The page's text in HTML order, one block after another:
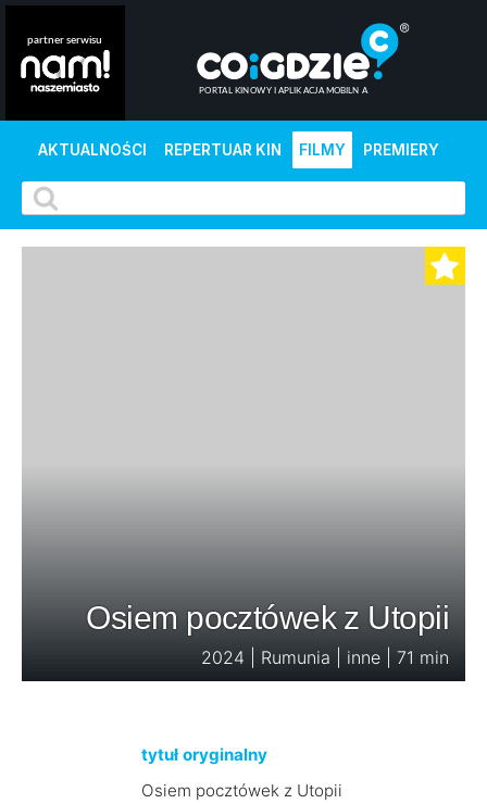
AKTUALNOŚCI REPERTUAR KIN FILMY PREMIERY
Osiem pocztówek z Utopii
2024 | Rumunia | inne | 71 min
tytuł oryginalny
Osiem pocztówek z Utopii